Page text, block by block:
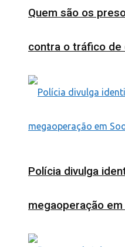
Quem são os
contra o tráfico de
Polícia divulga
megaoperação